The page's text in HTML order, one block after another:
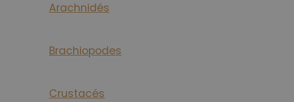
Arachnidés
Brachiopodes
Crustacés